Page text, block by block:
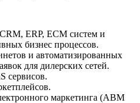
ERP, ECM систем и
бизнес процессов.
и автоматизированных
для дилерских сетей.
сервисов.
маркетинга (ABM